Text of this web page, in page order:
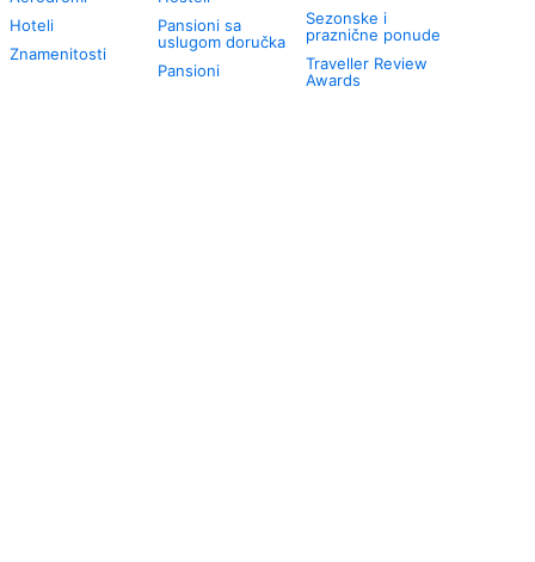
Hoteli
Znamenitosti
Pansioni sa
uslugom doručka
Pansioni
Sezonske i
praznične ponude
Traveller Review
Awards